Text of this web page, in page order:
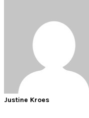
Justine Kroes